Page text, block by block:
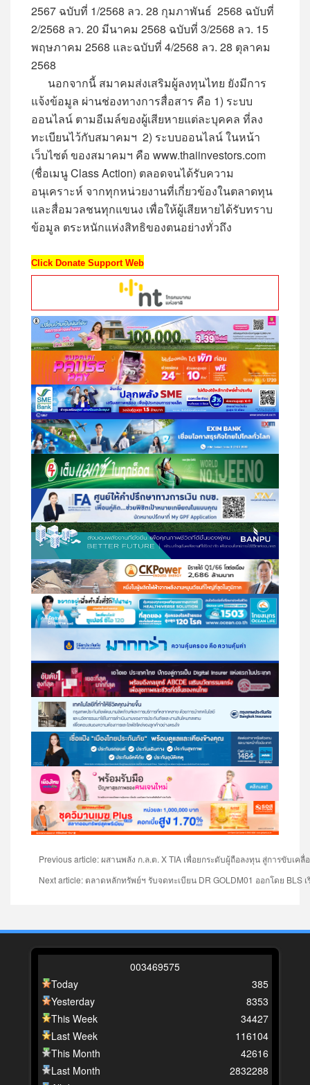
2567 ฉบับที่ 1/2568 ลว. 28 กุมภาพันธ์ 2568 ฉบับที่
2/2568 ลว. 20 มีนาคม 2568 ฉบับที่ 3/2568 ลว. 15
พฤษภาคม 2568 และฉบับที่ 4/2568 ลว. 28 ตุลาคม
2568
นอกจากนี้ สมาคมส่งเสริมผู้ลงทุนไทย ยังมีการ
แจ้งข้อมูล ผ่านช่องทางการสื่อสาร คือ 1) ระบบ
ออนไลน์ ตามอีเมล์ของผู้เสียหายแต่ละบุคคล ที่ลง
ทะเบียนไว้กับสมาคมฯ 2) ระบบออนไลน์ ในหน้า
เว็บไซต์ ของสมาคมฯ คือ www.thaiinvestors.com
(ชื่อเมนู Class Action) ตลอดจนได้รับความ
อนุเคราะห์ จากทุกหน่วยงานที่เกี่ยวข้องในตลาดทุน
และสื่อมวลชนทุกแขนง เพื่อให้ผู้เสียหายได้รับทราบ
ข้อมูล ตระหนักแห่งสิทธิของตนอย่างทั่วถึง
Click Donate Support Web
Previous article: ผสานพลัง ก.ล.ต. X TIA เพื่อยกระดับผู้ถือลงทุน สู่การขับเค
Next article: ตลาดหลักทรัพย์ฯ รับจดทะเบียน DR GOLDM01 ออกโดย BLS
003469575
Today
Yesterday
This Week
Last Week
This Month
Last Month
385
8353
34427
116104
42616
2832288